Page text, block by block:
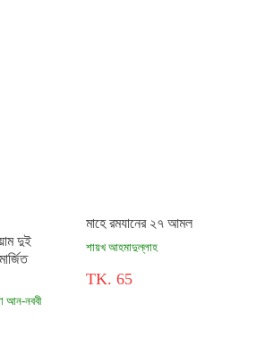
দুই
আন-নববী
মাহে রমযানের ২৭ আমল
শায়খ আহমাদুল্লাহ
TK. 65